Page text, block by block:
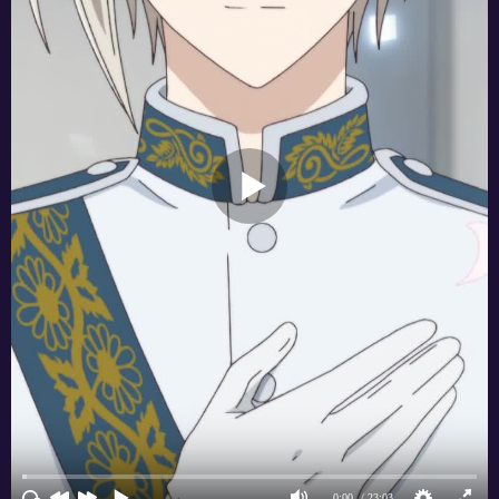
сразу после свадьбы прежде нежный и
добросердечный Джулиус превращается в
холодного циника и заявляет о том, что даже
не собирается любить её.